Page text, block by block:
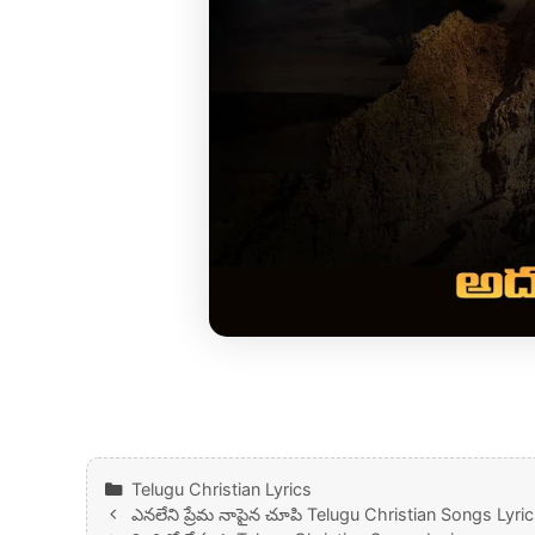
Categories
Telugu Christian Lyrics
ఎనలేని ప్రేమ నాపైన చూపి Telugu Christian Songs